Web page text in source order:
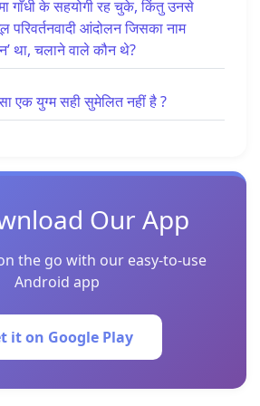
गाँधी के सहयोगी रह चुके, किंतु उनसे
आंदोलन जिसका नाम
था, चलाने वाले कौन थे?
एक युग्म सही सुमेलित नहीं है ?
Our App
the go with our easy-to-use
Android app
it on Google Play